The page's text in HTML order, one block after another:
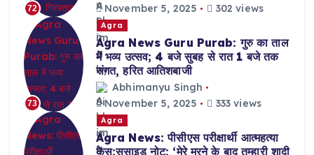
72
November 5, 2025
302 views
73
Agra
Agra News Guru Purab: गुरु का ताल
में भव्य उत्सव; 4 बजे सुबह से रात 1 बजे तक
संगत, हरित आतिशबाजी
Abhimanyu Singh
November 5, 2025
333 views
Agra
Agra News: पीसीएस परीक्षार्थी आत्महत्या
केस:सुसाइड नोट: ‘मेरे मरने के बाद तुम्हारी शादी